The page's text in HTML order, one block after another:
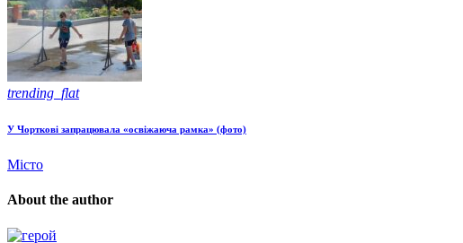
trending_flat
У Чорткові запрацювала «освіжаюча рамка» (фото)
Місто
About the author